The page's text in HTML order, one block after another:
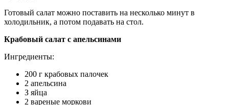
Готовый салат можно поставить на несколько минут в
холодильник, а потом подавать на стол.
Крабовый салат с апельсинами
Ингредиенты:
200 г крабовых палочек
2 апельсина
З яйца
2 вареные моркови